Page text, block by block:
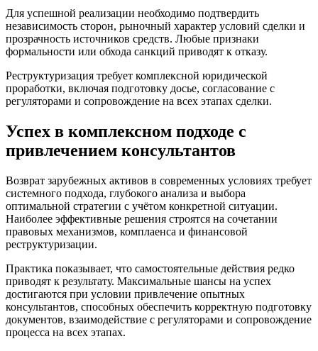
Для успешной реализации необходимо подтвердить
независимость сторон, рыночный характер условий сделки и
прозрачность источников средств. Любые признаки
формальности или обхода санкций приводят к отказу.
Реструктуризация требует комплексной юридической
проработки, включая подготовку досье, согласование с
регуляторами и сопровождение на всех этапах сделки.
Успех в комплексном подходе с
привлечением консультантов
Возврат зарубежных активов в современных условиях требует
системного подхода, глубокого анализа и выбора
оптимальной стратегии с учётом конкретной ситуации.
Наиболее эффективные решения строятся на сочетании
правовых механизмов, комплаенса и финансовой
реструктуризации.
Практика показывает, что самостоятельные действия редко
приводят к результату. Максимальные шансы на успех
достигаются при условии привлечение опытных
консультантов, способных обеспечить корректную подготовку
документов, взаимодействие с регуляторами и сопровождение
процесса на всех этапах.